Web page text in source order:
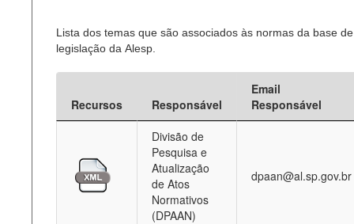
Lista dos temas que são associados às normas da base de
legislação da Alesp.
Recursos Responsável
Email
Responsável
Divisão de
Pesquisa e
Atualização
de Atos
Normativos
(DPAAN)
dpaan@al.sp.gov.br